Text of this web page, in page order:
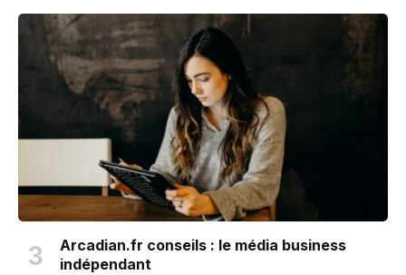
Arcadian.fr conseils : le média business
indépendant